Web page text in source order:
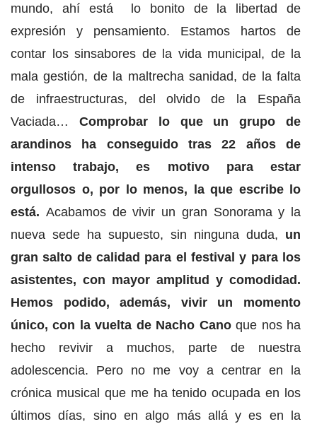
mundo, ahí está lo bonito de la libertad de
expresión y pensamiento. Estamos hartos de
contar los sinsabores de la vida municipal, de la
mala gestión, de la maltrecha sanidad, de la falta
de infraestructuras, del olvido de la España
Vaciada… Comprobar lo que un grupo de
arandinos ha conseguido tras 22 años de
intenso trabajo, es motivo para estar
orgullosos o, por lo menos, la que escribe lo
está. Acabamos de vivir un gran Sonorama y la
nueva sede ha supuesto, sin ninguna duda, un
gran salto de calidad para el festival y para los
asistentes, con mayor amplitud y comodidad.
Hemos podido, además, vivir un momento
único, con la vuelta de Nacho Canoque nos ha
hecho revivir a muchos, parte de nuestra
adolescencia. Pero no me voy a centrar en la
crónica musical que me ha tenido ocupada en los
últimos días, sino en algo más allá y es en la